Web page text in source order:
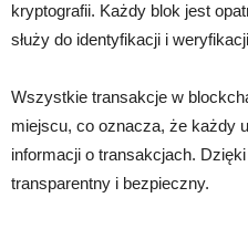
kryptografii. Każdy blok jest
służy do identyfikacji i
Wszystkie transakcje w
miejscu, co oznacza, że każdy
informacji o transakcjach.
transparentny i bezpieczny.